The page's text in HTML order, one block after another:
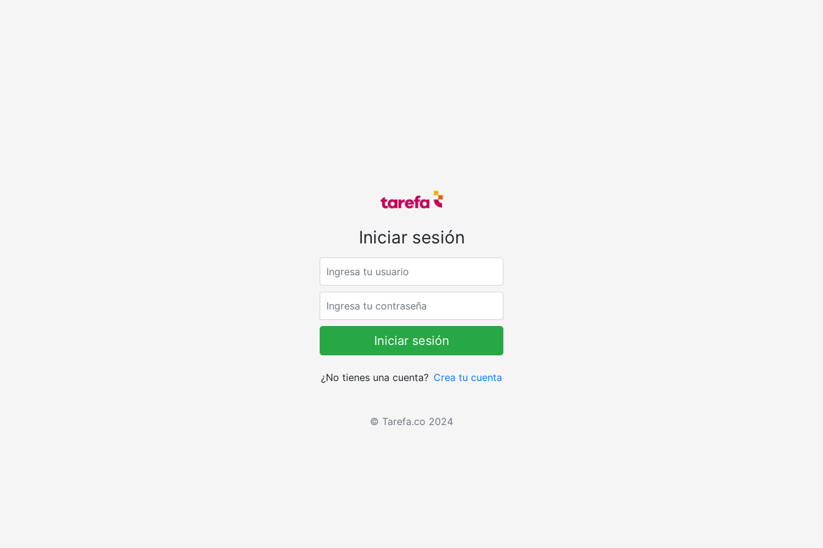
Iniciar sesión
Password
¿No tienes una cuenta? Crea tu cuenta
© Tarefa.co 2024